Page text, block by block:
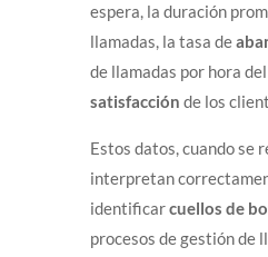
espera, la duración
llamadas, la tasa de
de llamadas por hora
satisfacción de los
Estos datos, cuando se
interpretan
identificarcuellos de
procesos de gestión de